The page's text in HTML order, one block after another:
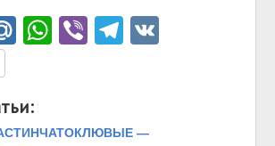
Mail.Ru
WhatsApp
ViberTelegram
—